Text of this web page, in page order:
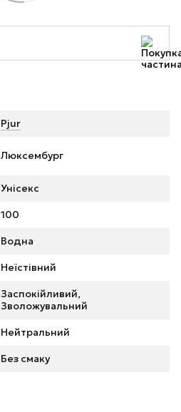
Pjur
Люксембург
Унісекс
100
Водна
Неїстівний
Заспокійливий,
Зволожувальний
Нейтральний
Без смаку